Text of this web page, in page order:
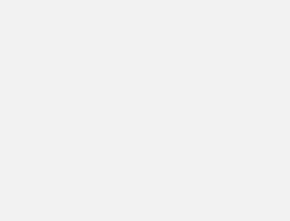
на телемосты доступны в
получателей (бета). С его